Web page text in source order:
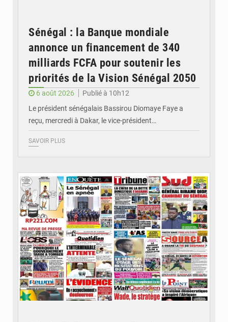
Sénégal : la Banque mondiale
annonce un financement de 340
milliards FCFA pour soutenir les
priorités de la Vision Sénégal 2050
6 août 2026
Publié à 10h12
Le président sénégalais Bassirou Diomaye Faye a
reçu, mercredi à Dakar, le vice-président…
SAVOIR PLUS